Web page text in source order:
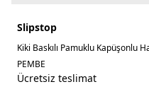
Slipstop
Kiki Baskılı Pamuklu Kapüşonlu
PEMBE
Ücretsiz teslimat